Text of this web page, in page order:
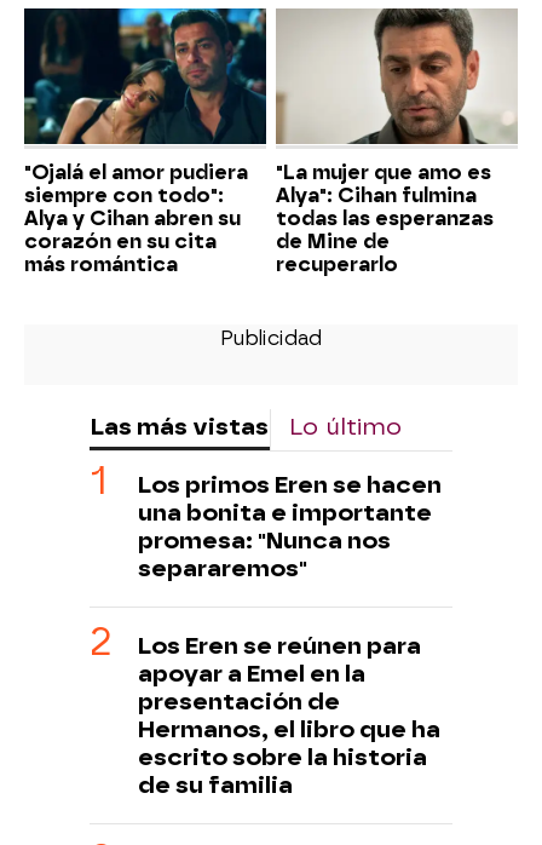
"Ojalá el amor pudiera
siempre con todo":
Alya y Cihan abren su
corazón en su cita
más romántica
"La mujer que amo es
Alya": Cihan fulmina
todas las esperanzas
de Mine de
recuperarlo
Las más vistas Lo último
Los primos Eren se hacen
una bonita e importante
promesa: "Nunca nos
separaremos"
Los Eren se reúnen para
apoyar a Emel en la
presentación de
Hermanos, el libro que ha
escrito sobre la historia
de su familia